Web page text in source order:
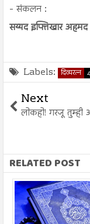
- संकलन :
सय्यद इफ्तिखार अहमद
Labels: दिव्यरत्न
Next
लोकहो! गरजू तुम्ही
RELATED POST